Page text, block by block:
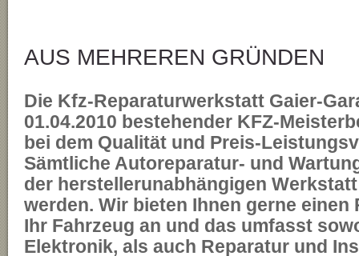
AUS MEHREREN GRÜNDEN
Die Kfz-Reparaturwerkstatt Gaier-
01.04.2010 bestehender KFZ-
bei dem Qualität und Preis-
Sämtliche Autoreparatur- und
der herstellerunabhängigen
werden. Wir bieten Ihnen gerne einen
Ihr Fahrzeug an und das umfasst
Elektronik, als auch Reparatur und